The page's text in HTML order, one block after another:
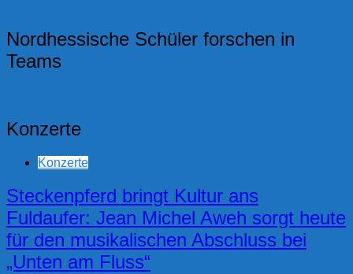
Nordhessische Schüler forschen in
Teams
Konzerte
Konzerte
Steckenpferd bringt Kultur ans
Fuldaufer: Jean Michel Aweh sorgt heute
für den musikalischen Abschluss bei
„Unten am Fluss“